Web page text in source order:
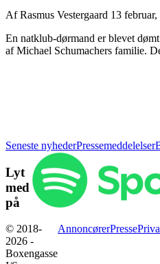
AfRasmus Vestergaard 13
En natklub-dørmand er blevet
af Michael Schumachers familie.
Seneste nyhederPressemeddelelser
Lyt
med
på
© 2018-
2026 -
Boxengasse
AnnoncørerPresse